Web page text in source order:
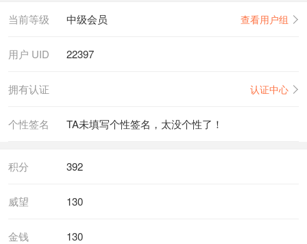
当前等级 中级会员 查看用户组
用户 UID 22397
拥有认证 认证中心
个性签名 TA未填写个性签名，太没个性了！
积分 392
威望 130
金钱 130